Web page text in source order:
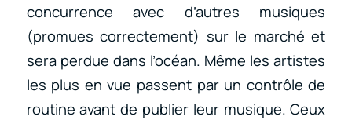
concurrence avec d’autres musiques
(promues correctement) sur le marché et
sera perdue dans l’océan. Même les artistes
les plus en vue passent par un contrôle de
routine avant de publier leur musique. Ceux